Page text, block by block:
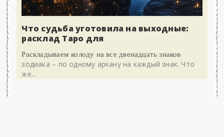
Что судьба уготовила на выходные:
расклад Таро для
Раскладываем колоду на все двенадцать знаков
зодиака – по одному аркану на каждый знак. Что
же...